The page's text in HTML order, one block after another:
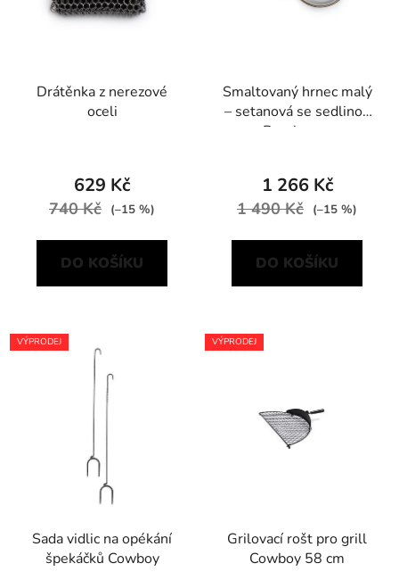
Drátěnka z nerezové
oceli
629 Kč
740 Kč (–15 %)
DO KOŠÍKU
Smaltovaný hrnec malý
– setanová se sedlinou
Barebones
1 266 Kč
1 490 Kč (–15 %)
DO KOŠÍKU
VÝPRODEJ
Sada vidlic na opékání
špekáčků Cowboy
VÝPRODEJ
Grilovací rošt pro grill
Cowboy 58 cm